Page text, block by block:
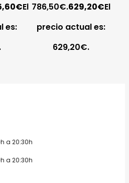
€El
es:
786,50€.629,20€El
precio actual es:
629,20€.
a 20:30h
a 20:30h